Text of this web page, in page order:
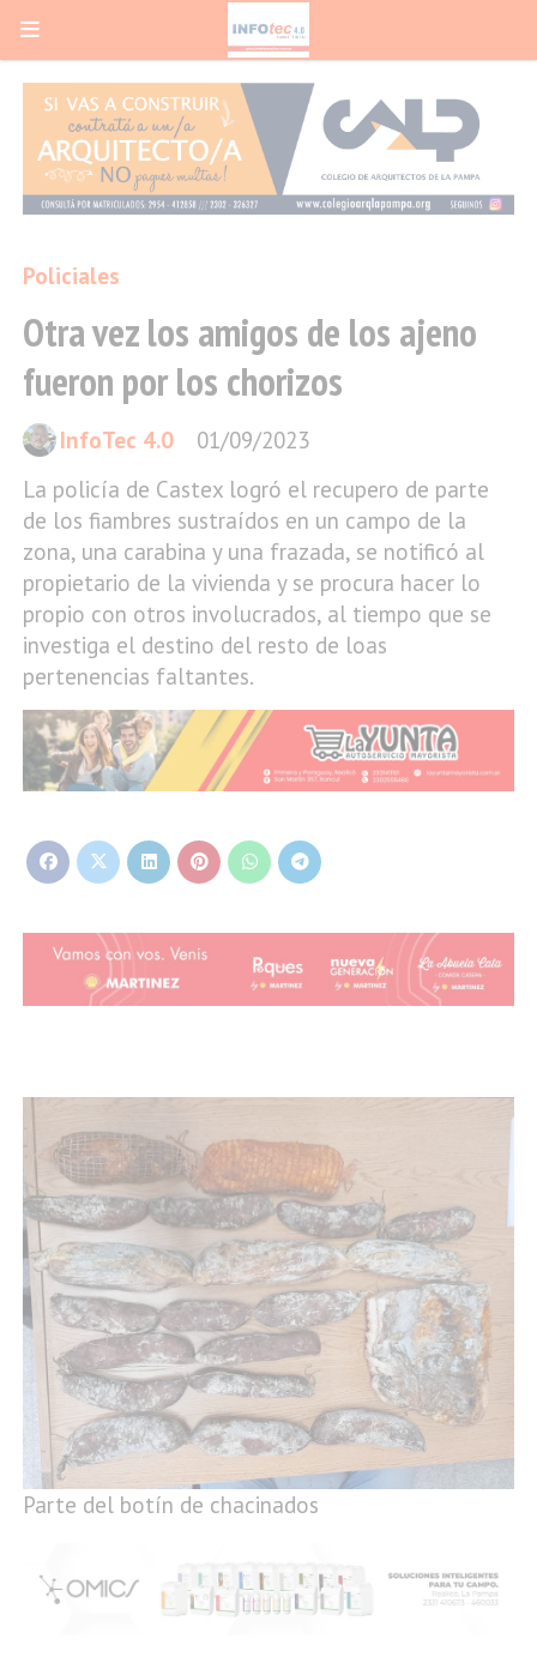
Otra vez los amigos de los ajeno
fueron por los chorizos
La policía de Castex logró el recupero de parte
de los fiambres sustraídos en un campo de la
zona, una carabina y una frazada, se notificó al
propietario de la vivienda y se procura hacer lo
propio con otros involucrados, al tiempo que se
investiga el destino del resto de loas
pertenencias faltantes.
Policiales
01/09/2023
InfoTec 4.0
Parte del botín de chacinados